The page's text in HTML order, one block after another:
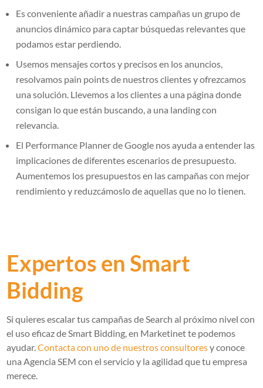
Es conveniente añadir a nuestras campañas un grupo de
anuncios dinámico para captar búsquedas relevantes que
podamos estar perdiendo.
Usemos mensajes cortos y precisos en los anuncios,
resolvamos pain points de nuestros clientes y ofrezcamos
una solución. Llevemos a los clientes a una página donde
consigan lo que están buscando, a una landing con
relevancia.
El Performance Planner de Google nos ayuda a entender las
implicaciones de diferentes escenarios de presupuesto.
Aumentemos los presupuestos en las campañas con mejor
rendimiento y reduzcámoslo de aquellas que no lo tienen.
Expertos en Smart
Bidding
Si quieres escalar tus campañas de Search al próximo nivel con
el uso eficaz de Smart Bidding, en Marketinet te podemos
ayudar.Contacta con uno de nuestros consultoresy conoce
una Agencia SEM con el servicio y la agilidad que tu empresa
merece.